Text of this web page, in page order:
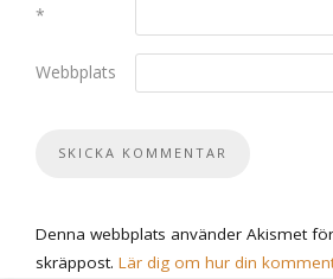
*
Webbplats
Denna webbplats använder Akismet
skräppost. Lär dig om hur din